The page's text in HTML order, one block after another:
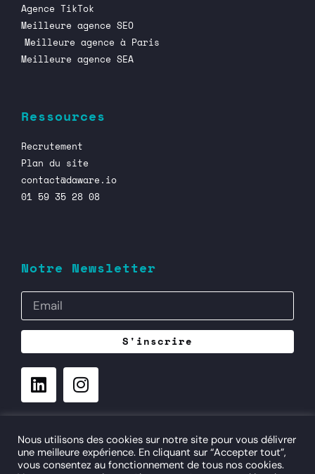
Agence TikTok
Meilleure agence SEO
Meilleure agence à Paris
Meilleure agence SEA
Ressources
Recrutement
Plan du site
contact@daware.io
01 59 35 28 08
Notre Newsletter
S'inscrire
3 rue Popincourt
75011 Paris
FRANCE
Nous utilisons des cookies sur notre site pour vous délivrer
une meilleure expérience. En cliquant sur “Accepter tout”,
vous consentez au fonctionnement de tous nos cookies.